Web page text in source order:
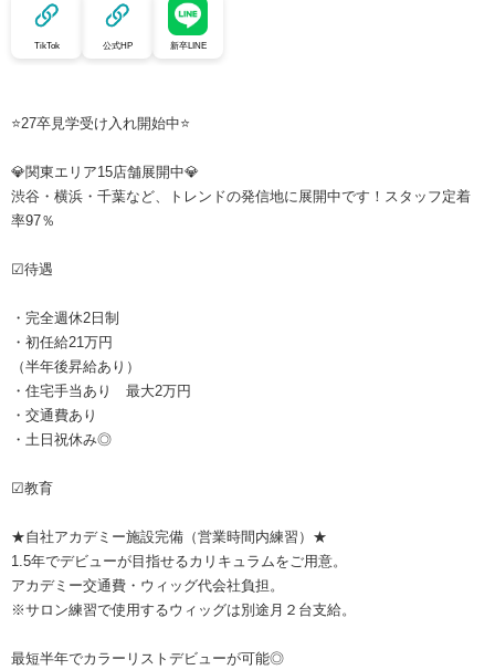
TikTok 公式HP 新卒LINE
⭐27卒見学受け入れ開始中⭐
💎関東エリア15店舗展開中💎
渋谷・横浜・千葉など、トレンドの発信地に展開中です！スタッフ定着
率97％
☑待遇
・完全週休2日制
・初任給21万円
（半年後昇給あり）
・住宅手当あり 最大2万円
・交通費あり
・土日祝休み◎
☑教育
★自社アカデミー施設完備（営業時間内練習）★
1.5年でデビューが目指せるカリキュラムをご用意。
アカデミー交通費・ウィッグ代会社負担。
※サロン練習で使用するウィッグは別途月２台支給。
最短半年でカラーリストデビューが可能◎